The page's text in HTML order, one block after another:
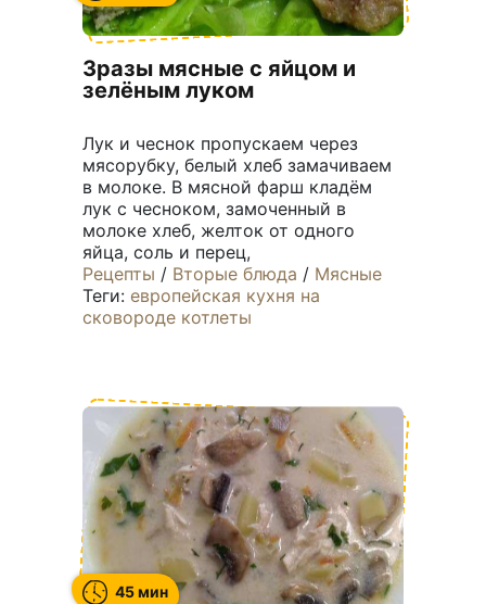
Зразы мясные с яйцом и
зелёным луком
Лук и чеснок пропускаем через
мясорубку, белый хлеб замачиваем
в молоке. В мясной фарш кладём
лук с чесноком, замоченный в
молоке хлеб, желток от одного
яйца, соль и перец,
Рецепты / Вторые блюда / Мясные
Теги: европейская кухня на
сковороде котлеты
45 мин